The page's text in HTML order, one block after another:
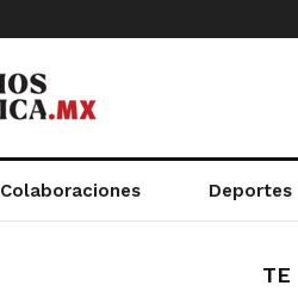
Colaboraciones Deportes
TE